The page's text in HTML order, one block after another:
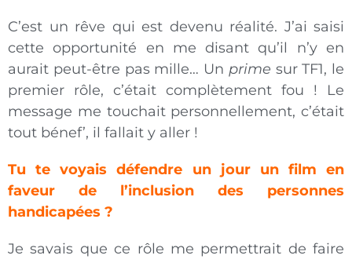
C’est un rêve qui est devenu réalité. J’ai saisi
cette opportunité en me disant qu’il n’y en
aurait peut-être pas mille… Un prime sur TF1, le
premier rôle, c’était complètement fou ! Le
message me touchait personnellement, c’était
tout bénef’, il fallait y aller !
Tu te voyais défendre un jour un film en
faveur de l’inclusion des personnes
handicapées ?
Je savais que ce rôle me permettrait de faire